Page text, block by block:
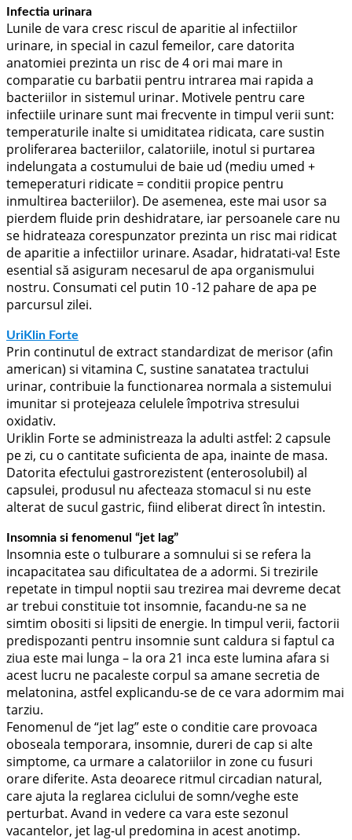
Infectia urinara
Lunile de vara cresc riscul de aparitie al infectiilor
urinare, in special in cazul femeilor, care datorita
anatomiei prezinta un risc de 4 ori mai mare in
comparatie cu barbatii pentru intrarea mai rapida a
bacteriilor in sistemul urinar. Motivele pentru care
infectiile urinare sunt mai frecvente in timpul verii sunt:
temperaturile inalte si umiditatea ridicata, care sustin
proliferarea bacteriilor, calatoriile, inotul si purtarea
indelungata a costumului de baie ud (mediu umed +
temeperaturi ridicate = conditii propice pentru
inmultirea bacteriilor). De asemenea, este mai usor sa
pierdem fluide prin deshidratare, iar persoanele care nu
se hidrateaza corespunzator prezinta un risc mai ridicat
de aparitie a infectiilor urinare. Asadar, hidratati-va! Este
esential să asiguram necesarul de apa organismului
nostru. Consumati cel putin 10 -12 pahare de apa pe
parcursul zilei.
UriKlin Forte
Prin continutul de extract standardizat de merisor (afin
american) si vitamina C, sustine sanatatea tractului
urinar, contribuie la functionarea normala a sistemului
imunitar si protejeaza celulele împotriva stresului
oxidativ.
Uriklin Forte se administreaza la adulti astfel: 2 capsule
pe zi, cu o cantitate suficienta de apa, inainte de masa.
Datorita efectului gastrorezistent (enterosolubil) al
capsulei, produsul nu afecteaza stomacul si nu este
alterat de sucul gastric, fiind eliberat direct în intestin.
Insomnia si fenomenul “jet lag”
Insomnia este o tulburare a somnului si se refera la
incapacitatea sau dificultatea de a adormi. Si trezirile
repetate in timpul noptii sau trezirea mai devreme decat
ar trebui constituie tot insomnie, facandu-ne sa ne
simtim obositi si lipsiti de energie. In timpul verii, factorii
predispozanti pentru insomnie sunt caldura si faptul ca
ziua este mai lunga – la ora 21 inca este lumina afara si
acest lucru ne pacaleste corpul sa amane secretia de
melatonina, astfel explicandu-se de ce vara adormim mai
tarziu.
Fenomenul de “jet lag” este o conditie care provoaca
oboseala temporara, insomnie, dureri de cap si alte
simptome, ca urmare a calatoriilor in zone cu fusuri
orare diferite. Asta deoarece ritmul circadian natural,
care ajuta la reglarea ciclului de somn/veghe este
perturbat. Avand in vedere ca vara este sezonul
vacantelor, jet lag-ul predomina in acest anotimp.